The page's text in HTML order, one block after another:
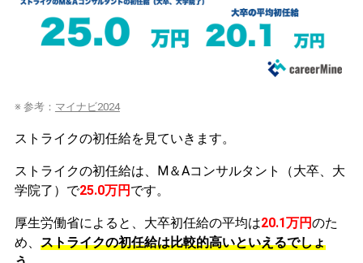
※ 参考： マイナビ2024
ストライクの初任給を見ていきます。
ストライクの初任給は、M＆Aコンサルタント（大卒、大
学院了）で25.0万円 です。
厚生労働省によると、大卒初任給の平均は20.1万円のた
め、 ストライクの初任給は比較的高いといえるでしょ